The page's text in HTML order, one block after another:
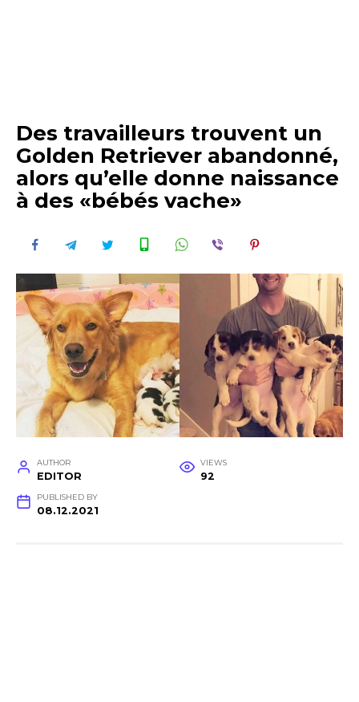
Des travailleurs trouvent un
Golden Retriever abandonné,
alors qu’elle donne naissance
à des «bébés vache»
AUTHOR
EDITOR
VIEWS
92
PUBLISHED BY
08.12.2021